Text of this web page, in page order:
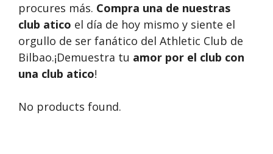
procures más. Compra una de nuestras
club atico el día de hoy mismo y siente el
orgullo de ser fanático del Athletic Club de
Bilbao.¡Demuestra tu amor por el club con
una club atico!
No products found.